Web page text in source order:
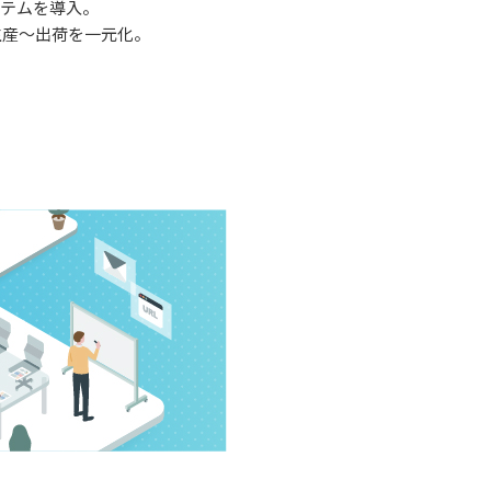
ムを導入。
～出荷を一元化。